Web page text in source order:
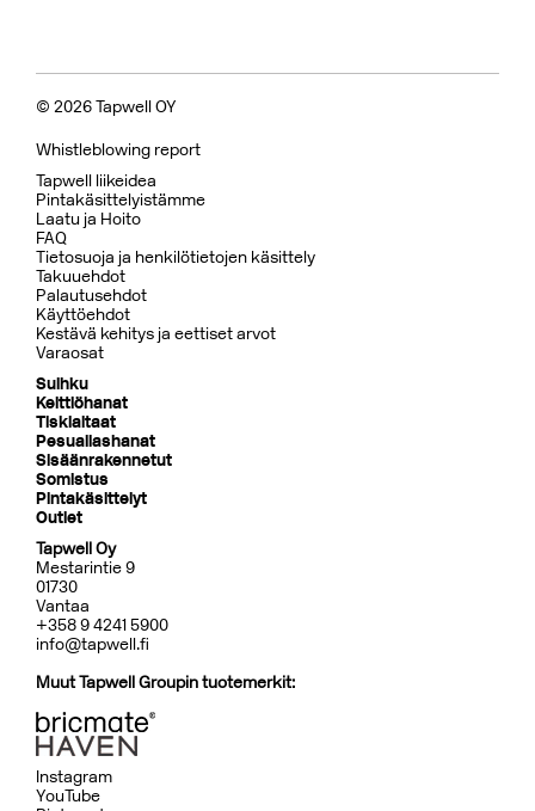
© 2026 Tapwell OY
Whistleblowing report
Tapwell liikeidea
Pintakäsittelyistämme
Laatu ja Hoito
FAQ
Tietosuoja ja henkilötietojen käsittely
Takuuehdot
Palautusehdot
Käyttöehdot
Kestävä kehitys ja eettiset arvot
Varaosat
Suihku
Keittiöhanat
Tiskialtaat
Pesuallashanat
Sisäänrakennetut
Somistus
Pintakäsittelyt
Outlet
Tapwell Oy
Mestarintie 9
01730
Vantaa
+358 9 4241 5900
info@tapwell.fi
Muut Tapwell Groupin tuotemerkit:
Instagram
YouTube